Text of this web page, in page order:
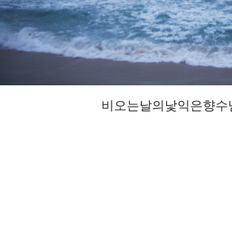
비오는날의낯익은향수